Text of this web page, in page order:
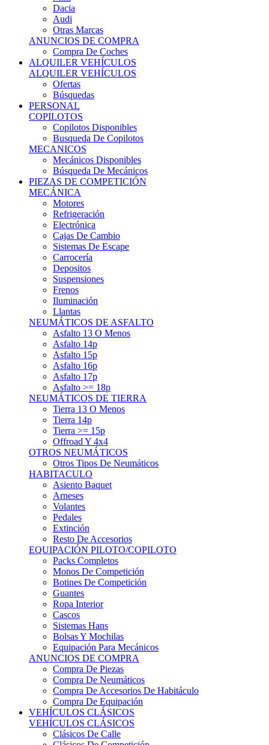
Audi
Otras Marcas
ANUNCIOS DE COMPRA
Compra De Coches
ALQUILER VEHÍCULOS
ALQUILER VEHÍCULOS
Ofertas
Búsquedas
PERSONAL
COPILOTOS
Copilotos Disponibles
Busqueda De Copilotos
MECANICOS
Mecánicos Disponibles
Búsqueda De Mecánicos
PIEZAS DE COMPETICIÓN
MECÁNICA
Motores
Refrigeración
Electrónica
Cajas De Cambio
Sistemas De Escape
Carrocería
Depositos
Suspensiones
Frenos
Iluminación
Llantas
NEUMÁTICOS DE ASFALTO
Asfalto 13 O Menos
Asfalto 14p
Asfalto 15p
Asfalto 16p
Asfalto 17p
Asfalto >= 18p
NEUMÁTICOS DE TIERRA
Tierra 13 O Menos
Tierra 14p
Tierra >= 15p
Offroad Y 4x4
OTROS NEUMÁTICOS
Otros Tipos De Neumáticos
HABITACULO
Asiento Baquet
Arneses
Volantes
Pedales
Extinción
Resto De Accesorios
EQUIPACIÓN PILOTO/COPILOTO
Packs Completos
Monos De Competición
Botines De Competición
Guantes
Ropa Interior
Cascos
Sistemas Hans
Bolsas Y Mochilas
Equipación Para Mecánicos
ANUNCIOS DE COMPRA
Compra De Piezas
Compra De Neumáticos
Compra De Accesorios De Habitáculo
Compra De Equipación
VEHÍCULOS CLÁSICOS
VEHÍCULOS CLÁSICOS
Clásicos De Calle
Clásicos De Competición
Motores